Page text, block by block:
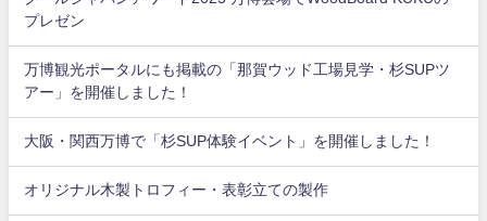
プレゼン
万博観光ポータルにも掲載の「那賀ウッド工場見学・杉SUPツ
アー」を開催しました！
大阪・関西万博で「杉SUP体験イベント」を開催しました！
オリジナル木製トロフィー・表彰立ての製作